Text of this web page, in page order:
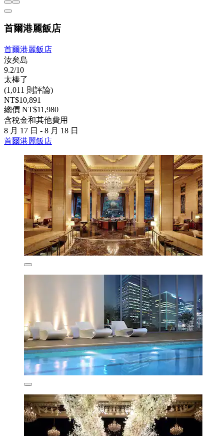
首爾港麗飯店
首爾港麗飯店
汝矣島
9.2/10
太棒了
(1,011 則評論)
NT$10,891
總價 NT$11,980
含稅金和其他費用
8 月 17 日 - 8 月 18 日
首爾港麗飯店